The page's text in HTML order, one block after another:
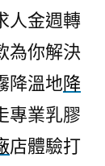
人金週轉
為你解決
降溫地降
專業乳膠
店體驗打